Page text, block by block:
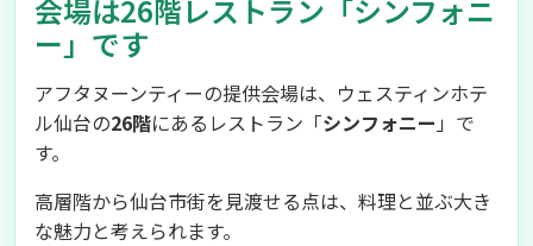
会場は26階レストラン「シンフォニ
ー」です
アフタヌーンティーの提供会場は、ウェスティンホテ
ル仙台の26階にあるレストラン「シンフォニー 」で
す。
高層階から仙台市街を見渡せる点は、料理と並ぶ大き
な魅力と考えられます。